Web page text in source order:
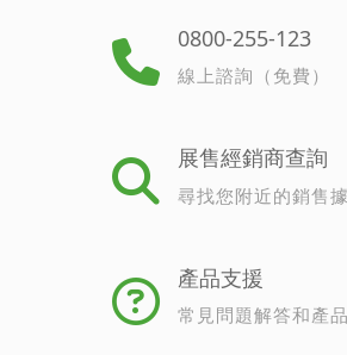
0800-255-123
線上諮詢（免費）
展售經銷商查詢
尋找您附近的銷售
產品支援
常見問題解答和產